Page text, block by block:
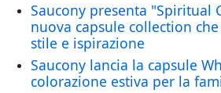
Saucony presenta "Spiritual
nuova capsule collection
stile e ispirazione
Saucony lancia la capsule
colorazione estiva per la